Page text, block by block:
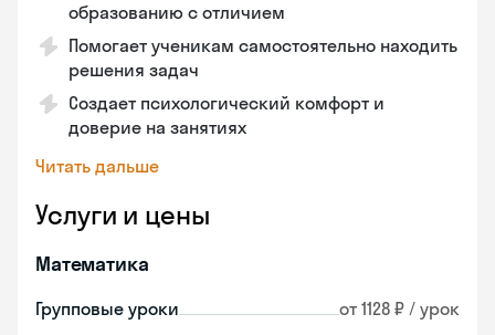
образованию с отличием
Помогает ученикам самостоятельно находить
решения задач
Создает психологический комфорт и
доверие на занятиях
Читать дальше
Услуги и цены
Математика
Групповые уроки от 1128 ₽ / урок